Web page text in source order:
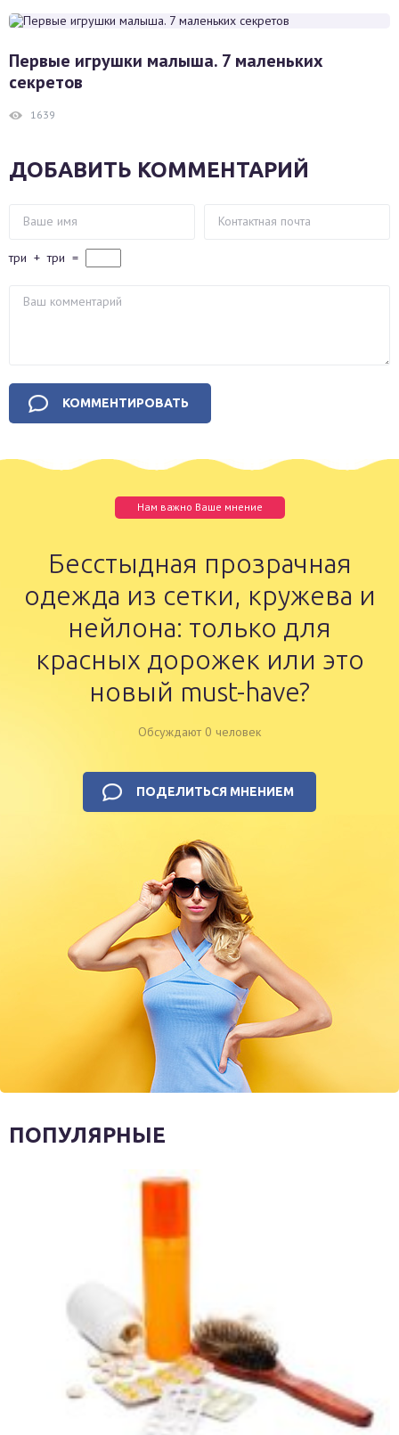
Первые игрушки малыша. 7 маленьких
секретов
1639
ДОБАВИТЬ КОММЕНТАРИЙ
три + три =
Нам важно Ваше мнение
Бесстыдная прозрачная
одежда из сетки, кружева и
нейлона: только для
красных дорожек или это
новый must-have?
Обсуждают 0 человек
ПОДЕЛИТЬСЯ МНЕНИЕМ
ПОПУЛЯРНЫЕ